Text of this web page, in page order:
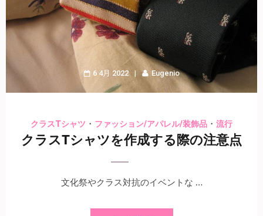
6 4月 2022 Eugenio
クラスTシャツ ・ ファッション/アパレル/装飾品 ・ 流行
クラスTシャツを作成する際の注意点
文化祭やクラス対抗のイベントな …